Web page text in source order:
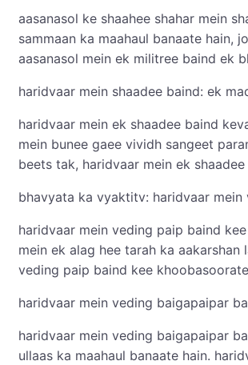
aasanasol ke shaahee shahar mein
sammaan ka maahaul banaate hain,
aasanasol mein ek militree baind ek
haridvaar mein shaadee baind: ek
haridvaar mein ek shaadee baind
mein bunee gaee vividh sangeet
beets tak, haridvaar mein ek
bhavyata ka vyaktitv: haridvaar mein
haridvaar mein veding paip baind
mein ek alag hee tarah ka
veding paip baind kee
haridvaar mein veding baigapaipar
haridvaar mein veding baigapaipar
ullaas ka maahaul banaate hain.